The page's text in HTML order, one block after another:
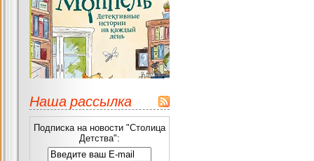
Наша рассылка
Подписка на новости "Столица
Детства":